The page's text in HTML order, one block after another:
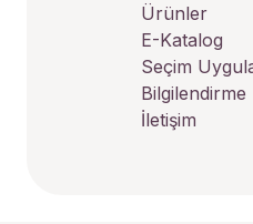
Ürünler
E-Katalog
Seçim
Bilgilendirme
İletişim